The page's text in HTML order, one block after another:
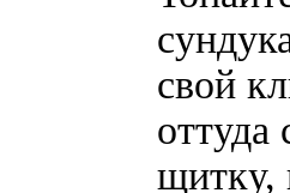
свой
оттуда
щитку,